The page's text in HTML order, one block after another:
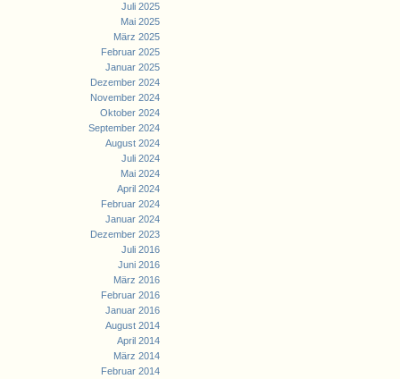
Juli 2025
Mai 2025
März 2025
Februar 2025
Januar 2025
Dezember 2024
November 2024
Oktober 2024
September 2024
August 2024
Juli 2024
Mai 2024
April 2024
Februar 2024
Januar 2024
Dezember 2023
Juli 2016
Juni 2016
März 2016
Februar 2016
Januar 2016
August 2014
April 2014
März 2014
Februar 2014